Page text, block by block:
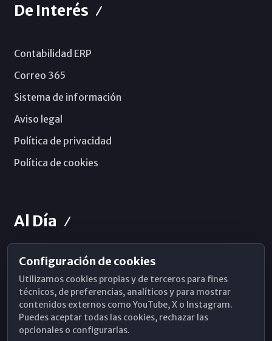
De Interés
Contabilidad ERP
Correo 365
Sistema de información
Aviso legal
Política de privacidad
Política de cookies
Al Día
Horarios de Misa
Hemeroteca
WhatsApp
Configuración de cookies
Utilizamos cookies propias y de terceros para fines
técnicos, de preferencias, analíticos y para mostrar
contenidos externos como YouTube, X o Instagram.
Puedes aceptar todas las cookies, rechazar las
opcionales o configurarlas.